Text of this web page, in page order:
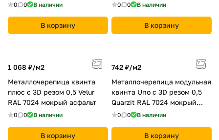
0 0 В наличии
В корзину
0 0 В наличии
В корзину
1 068 ₽/м2
Металлочерепица квинта
плюс c 3D резом 0,5 Velur
RAL 7024 мокрый асфальт
0 0 В наличии
В корзину
742 ₽/м2
Металлочерепица модульная
квинта Uno c 3D резом 0,5
Quarzit RAL 7024 мокрый
асфальт
0 0 В наличии
В корзину